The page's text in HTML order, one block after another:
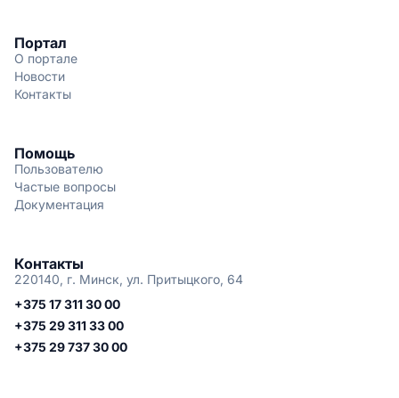
Портал
О портале
Новости
Контакты
Помощь
Пользователю
Частые вопросы
Документация
Контакты
220140, г. Минск, ул. Притыцкого, 64
+375 17 311 30 00
+375 29 311 33 00
+375 29 737 30 00